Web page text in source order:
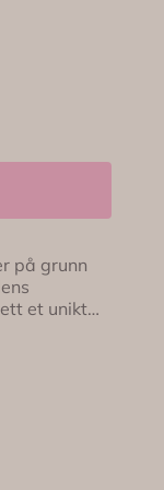
på grunn